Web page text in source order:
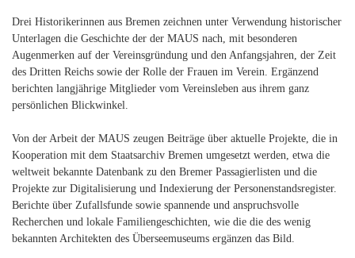
Drei Historikerinnen aus Bremen zeichnen unter Verwendung historischer
Unterlagen die Geschichte der der MAUS nach, mit besonderen
Augenmerken auf der Vereinsgründung und den Anfangsjahren, der Zeit
des Dritten Reichs sowie der Rolle der Frauen im Verein. Ergänzend
berichten langjährige Mitglieder vom Vereinsleben aus ihrem ganz
persönlichen Blickwinkel.
Von der Arbeit der MAUS zeugen Beiträge über aktuelle Projekte, die in
Kooperation mit dem Staatsarchiv Bremen umgesetzt werden, etwa die
weltweit bekannte Datenbank zu den Bremer Passagierlisten und die
Projekte zur Digitalisierung und Indexierung der Personenstandsregister.
Berichte über Zufallsfunde sowie spannende und anspruchsvolle
Recherchen und lokale Familiengeschichten, wie die die des wenig
bekannten Architekten des Überseemuseums ergänzen das Bild.